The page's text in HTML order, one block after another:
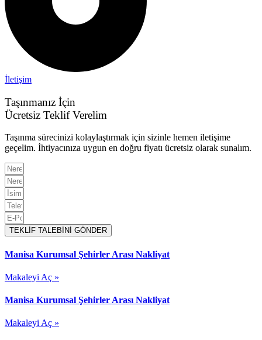
İletişim
Taşınmanız İçin
Ücretsiz Teklif Verelim
Taşınma sürecinizi kolaylaştırmak için sizinle hemen iletişime
geçelim. İhtiyacınıza uygun en doğru fiyatı ücretsiz olarak sunalım.
TEKLİF TALEBİNİ GÖNDER
Manisa Kurumsal Şehirler Arası Nakliyat
Makaleyi Aç »
Manisa Kurumsal Şehirler Arası Nakliyat
Makaleyi Aç »